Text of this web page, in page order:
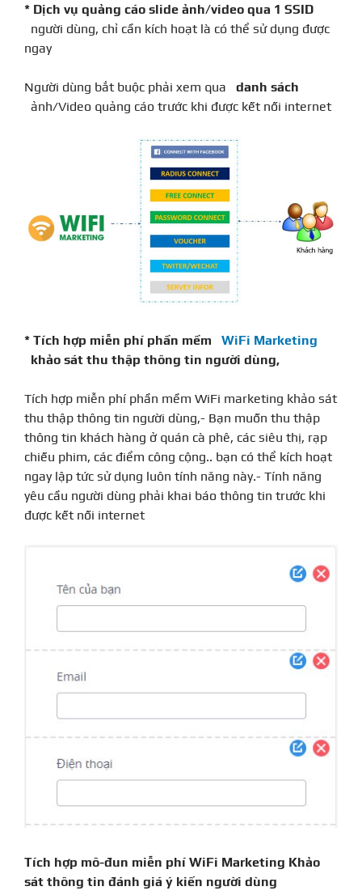
* Dịch vụ quảng cáo slide ảnh/video qua 1 SSID
người dùng, chỉ cần kích hoạt là có thể sử dụng được
ngay
Người dùng bắt buộc phải xem qua danh sách
ảnh/Video quảng cáo trước khi được kết nối internet
* Tích hợp miễn phí phần mềm WiFi Marketing
khảo sát thu thập thông tin người dùng,
Tích hợp miễn phí phần mềm WiFi marketing khảo sát
thu thập thông tin người dùng,- Bạn muốn thu thập
thông tin khách hàng ở quán cà phê, các siêu thị, rạp
chiếu phim, các điểm công cộng.. bạn có thể kích hoạt
ngay lập tức sử dụng luôn tính năng này.- Tính năng
yêu cầu người dùng phải khai báo thông tin trước khi
được kết nối internet
Tích hợp mô-đun miễn phí WiFi Marketing Khảo
sát thông tin đánh giá ý kiến ​​người dùng